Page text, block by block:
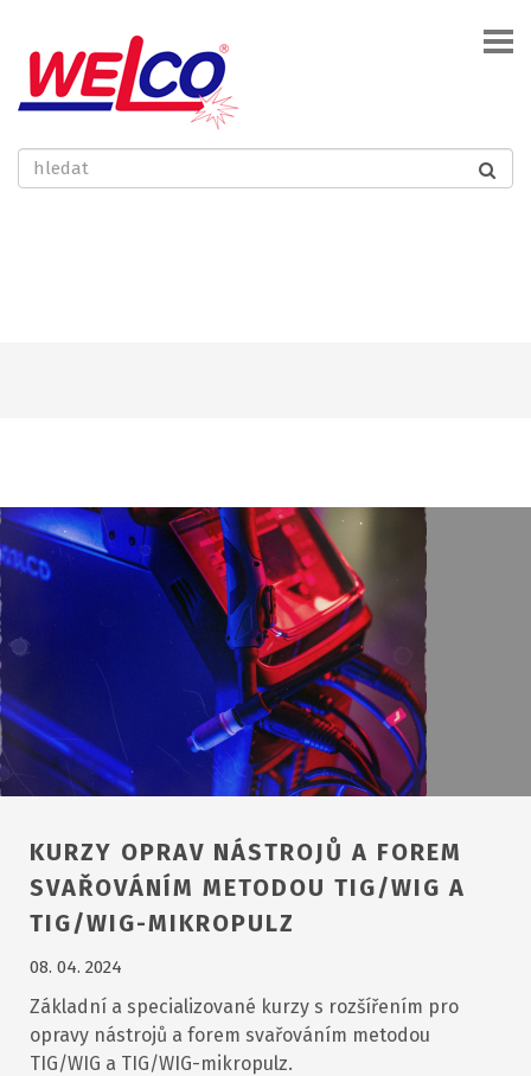
KURZY OPRAV NÁSTROJŮ A FOREM
SVAŘOVÁNÍM METODOU TIG/WIG A
TIG/WIG-MIKROPULZ
08. 04. 2024
Základní a specializované kurzy s rozšířením pro
opravy nástrojů a forem svařováním metodou
TIG/WIG a TIG/WIG-mikropulz.